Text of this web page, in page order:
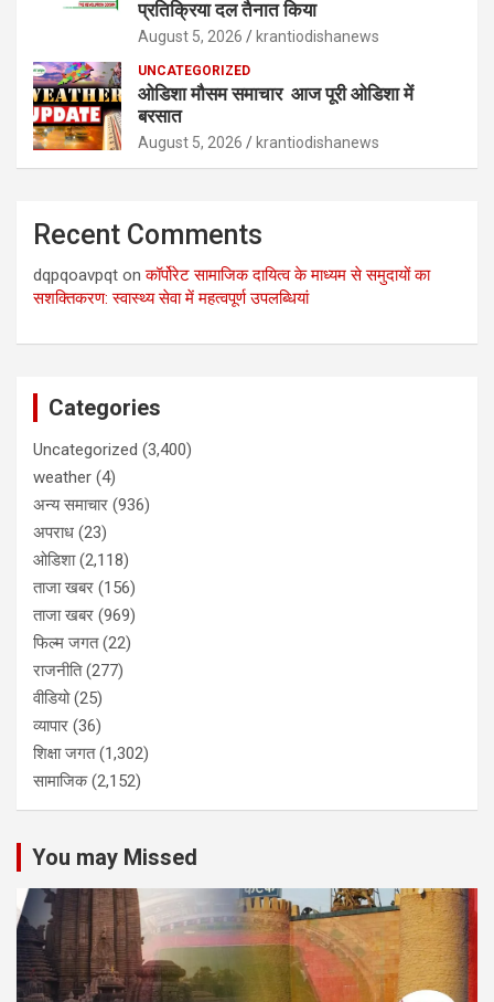
प्रतिक्रिया दल तैनात किया
August 5, 2026 krantiodishanews
UNCATEGORIZED
ओडिशा मौसम समाचार आज पूरी ओडिशा में
बरसात
August 5, 2026 krantiodishanews
Recent Comments
dqpqoavpqt onकॉर्पोरेट सामाजिक दायित्व के माध्यम से समुदायों का
सशक्तिकरण: स्वास्थ्य सेवा में महत्वपूर्ण उपलब्धियां
Categories
Uncategorized (3,400)
weather (4)
अन्य समाचार (936)
अपराध (23)
ओडिशा(2,118)
ताजा खबर (156)
ताजा खबर (969)
फिल्म जगत(22)
राजनीति(277)
वीडियो(25)
व्यापार (36)
शिक्षा जगत(1,302)
सामाजिक(2,152)
You may Missed